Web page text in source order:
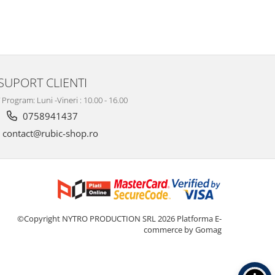
CLIENTI
Luni -Vineri : 10.00 - 16.00
0758941437
contact@rubic-shop.ro
©Copyright NYTRO PRODUCTION SRL 2026 Platforma E-
commerce by Gomag